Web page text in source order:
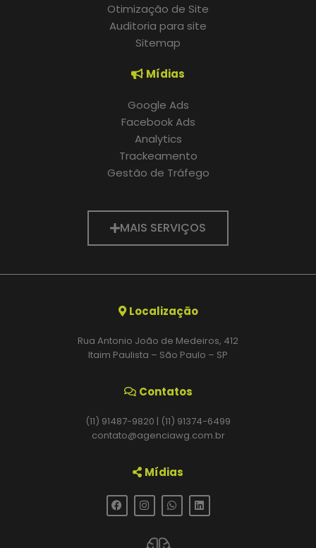
Otimização de Site
Auditoria para site
Sitemap
Mídias
Google Ads
Facebook Ads
Analytics
Trackeamento
Gestão de Tráfego
MAIS SERVIÇOS
Localização
Rua Antonio João de Medeiros, 412
Itaim Paulista – São Paulo – SP
Contatos
(11) 91487-9820 | (11) 91374-6499
contato@agenciawg.com.br
Mídias